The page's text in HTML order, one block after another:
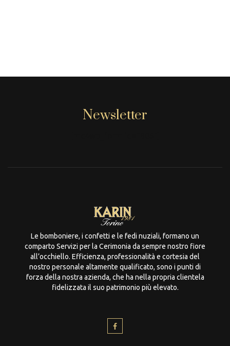
Newsletter
Le bomboniere, i confetti e le fedi nuziali, formano un
comparto Servizi per la Cerimonia da sempre nostro fiore
all’occhiello. Efficienza, professionalità e cortesia del
nostro personale altamente qualificato, sono i punti di
forza della nostra azienda, che ha nella propria clientela
fidelizzata il suo patrimonio più elevato.